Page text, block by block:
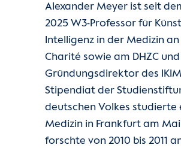
Alexander Meyer ist seit
2025 W3-Professor für
Intelligenz in der Medizin
Charité sowie am DHZC und
Gründungsdirektor des
Stipendiat der
deutschen Volkes studierte
Medizin in Frankfurt am
forschte von 2010 bis 2011